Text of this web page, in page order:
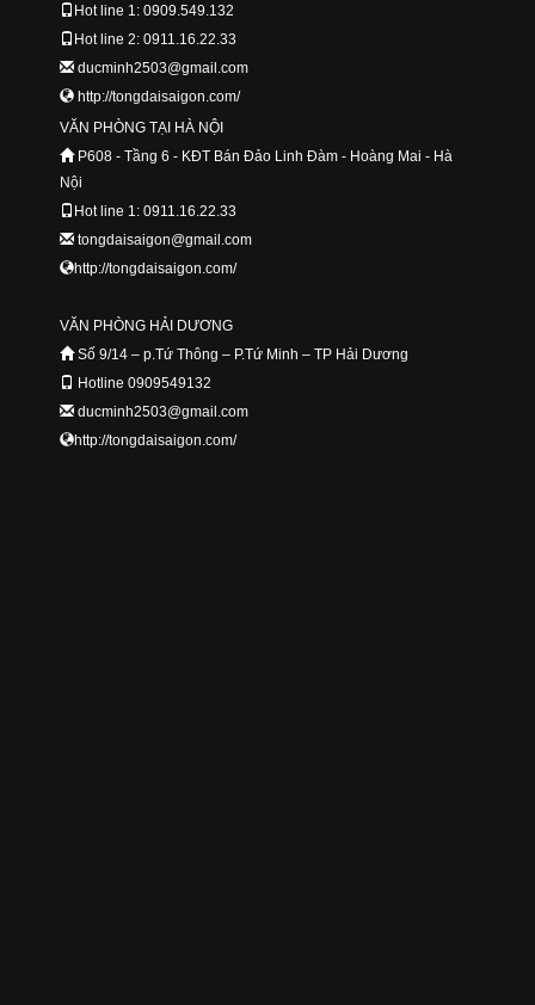
Hot line 1: 0909.549.132
Hot line 2: 0911.16.22.33
ducminh2503@gmail.com
http://tongdaisaigon.com/
VĂN PHÒNG TẠI HÀ NỘI
P608 - Tầng 6 - KĐT Bán Đảo Linh Đàm - Hoàng Mai - Hà
Nội
Hot line 1: 0911.16.22.33
tongdaisaigon@gmail.com
http://tongdaisaigon.com/
VĂN PHÒNG HẢI DƯƠNG
Số 9/14 – p.Tứ Thông – P.Tứ Minh – TP Hải Dương
Hotline 0909549132
ducminh2503@gmail.com
http://tongdaisaigon.com/